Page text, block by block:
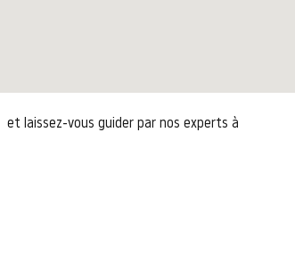
et laissez-vous guider par nos experts à